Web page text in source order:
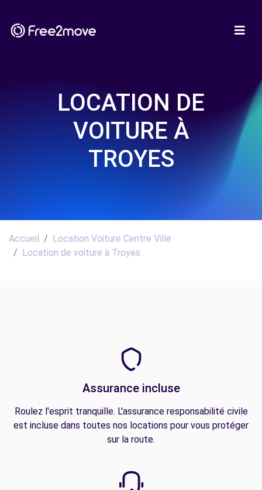
LOCATION DE
VOITURE À
TROYES
Accueil
Location Voiture Centre Ville
Location de voiture à Troyes
Assurance incluse
Roulez l'esprit tranquille. L'assurance responsabilité civile
est incluse dans toutes nos locations pour vous protéger
sur la route.